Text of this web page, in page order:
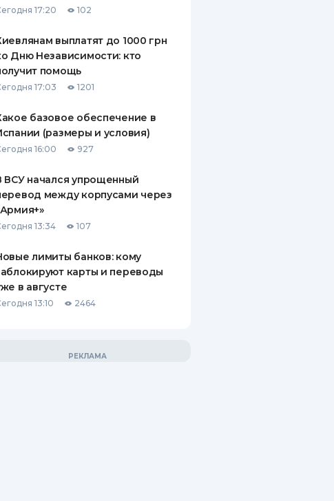
СТРАХОВЫЕ ПОЛИСЫ
КОМПАНИИ
О СТРАХОВЫХ
17:20 102
выплатят до 1000 грн
Дню Независимости: кто
помощь
17:03 1201
базовое обеспечение в
(размеры и условия)
16:00 927
ВСУ начался упрощенный
между корпусами через
13:34 107
лимиты банков: кому
карты и переводы
в августе
13:10 2464